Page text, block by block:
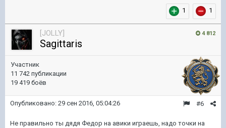
1 1
4 812
[JOLLY]
Sagittaris
Участник
11 742 публикации
19 419 боёв
#6
Опубликовано: 29 сен 2016, 05:04:26
Не правильно ты дядя Федор на авики играешь, надо точки на